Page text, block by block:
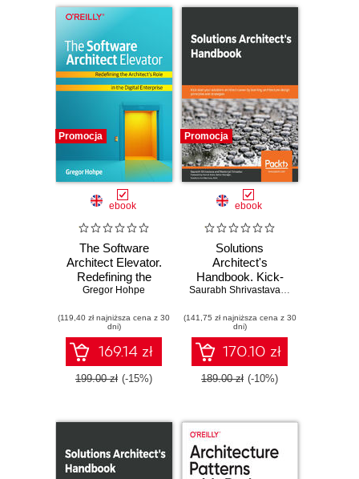
Promocja
ebook
The Software
Architect Elevator.
Redefining the
Architect's Role in
Enterprise
Gregor Hohpe
(119,40 zł najniższa cena z 30
dni)
169.14 zł
199.00 zł (-15%)
Promocja
ebook
Solutions
Architect's
Handbook. Kick-
start your solutions
learning
architecture design
principles and
strategies
Saurabh Shrivastava
,Neelanjali
(141,75 zł najniższa cena z 30
dni)
170.10 zł
189.00 zł (-10%)